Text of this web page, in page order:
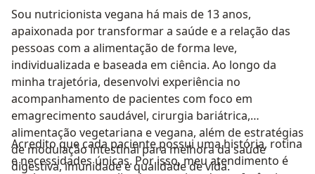
Sou nutricionista vegana há mais de 13 anos,
apaixonada por transformar a saúde e a relação das
pessoas com a alimentação de forma leve,
individualizada e baseada em ciência. Ao longo da
minha trajetória, desenvolvi experiência no
acompanhamento de pacientes com foco em
emagrecimento saudável, cirurgia bariátrica,
alimentação vegetariana e vegana, além de estratégias
de modulação intestinal para melhora da saúde
digestiva, imunidade e qualidade de vida.
Acredito que cada paciente possui uma história, rotina
e necessidades únicas. Por isso, meu atendimento é